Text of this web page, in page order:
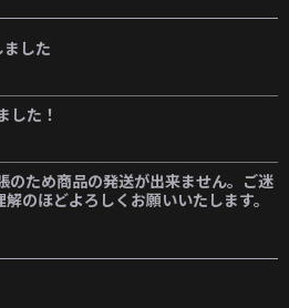
した
した！
のため商品の発送が出来ません。ご迷
のほどよろしくお願いいたします。